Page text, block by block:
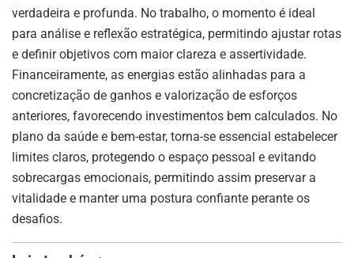
verdadeira e profunda. No trabalho, o momento é ideal
para análise e reflexão estratégica, permitindo ajustar rotas
e definir objetivos com maior clareza e assertividade.
Financeiramente, as energias estão alinhadas para a
concretização de ganhos e valorização de esforços
anteriores, favorecendo investimentos bem calculados. No
plano da saúde e bem-estar, torna-se essencial estabelecer
limites claros, protegendo o espaço pessoal e evitando
sobrecargas emocionais, permitindo assim preservar a
vitalidade e manter uma postura confiante perante os
desafios.